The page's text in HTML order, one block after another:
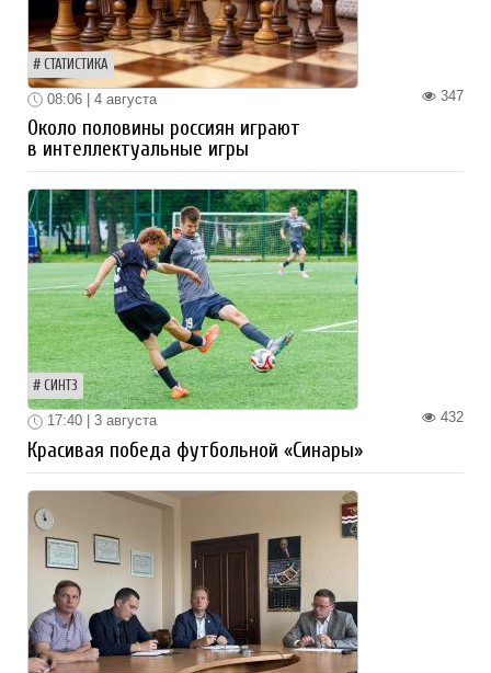
СТАТИСТИКА
347
08:06 | 4 августа
Около половины россиян играют
в интеллектуальные игры
СИНТЗ
432
17:40 | 3 августа
Красивая победа футбольной «Синары»